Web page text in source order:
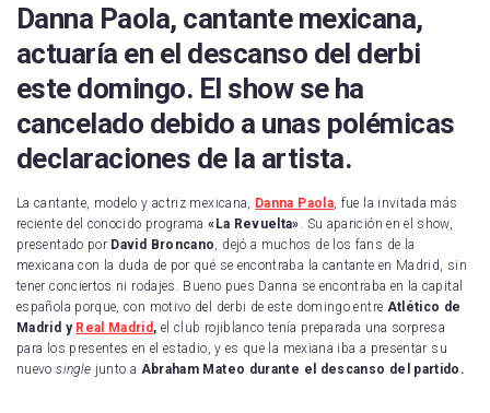
Danna Paola, cantante mexicana,
actuaría en el descanso del derbi
este domingo. El show se ha
cancelado debido a unas polémicas
declaraciones de la artista.
La cantante, modelo y actriz mexicana, Danna Paola , fue la invitada más
reciente del conocido programa«La Revuelta» . Su aparición en el show,
presentado por David Broncano
, dejó a muchos de los fans de la
mexicana con la duda de por qué se encontraba la cantante en Madrid, sin
tener conciertos ni rodajes. Bueno pues Danna se encontraba en la capital
española porque, con motivo del derbi de este domingo entre Atlético de
Madrid y Real Madrid , el club rojiblanco tenía preparada una sorpresa
para los presentes en el estadio, y es que la mexiana iba a presentar su
nuevosingle junto a Abraham Mateo durante el descanso del partido.